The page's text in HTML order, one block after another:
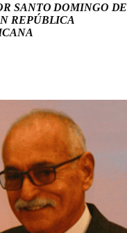
SANTO DOMINGO DE
REPÚBLICA